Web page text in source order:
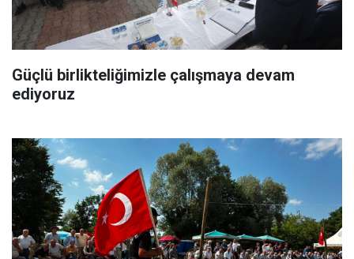
Güçlü birlikteliğimizle çalışmaya devam
ediyoruz